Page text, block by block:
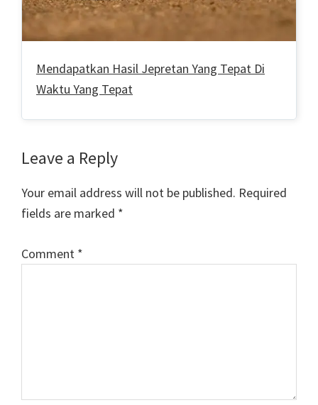
Mendapatkan Hasil Jepretan Yang Tepat Di
Waktu Yang Tepat
Reader
Interactions
Leave a Reply
Your email address will not be published. Required
fields are marked *
Comment *